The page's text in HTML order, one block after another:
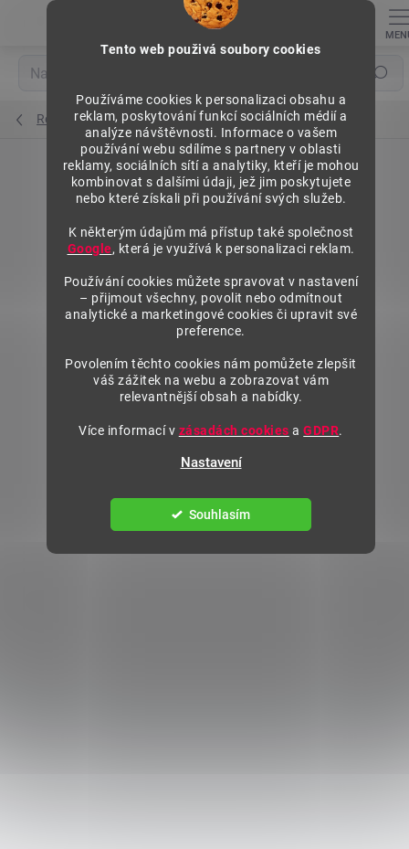
Tento web použivá soubory cookies
Používáme cookies k personalizaci obsahu a
reklam, poskytování funkcí sociálních médií a
analýze návštěvnosti. Informace o vašem
používání webu sdílíme s partnery v oblasti
reklamy, sociálních sítí a analytiky, kteří je mohou
kombinovat s dalšími údaji, jež jim poskytujete
nebo které získali při používání svých služeb.
K některým údajům má přístup také společnost
Google, která je využívá k personalizaci reklam.
Používání cookies můžete spravovat v nastavení
– přijmout všechny, povolit nebo odmítnout
analytické a marketingové cookies či upravit své
preference.
Povolením těchto cookies nám pomůžete zlepšit
váš zážitek na webu a zobrazovat vám
relevantnější obsah a nabídky.
Více informací v zásadách cookies aGDPR.
Nastavení
Souhlasím
Hledat
Regály výška 2500 mm, přídavné moduly